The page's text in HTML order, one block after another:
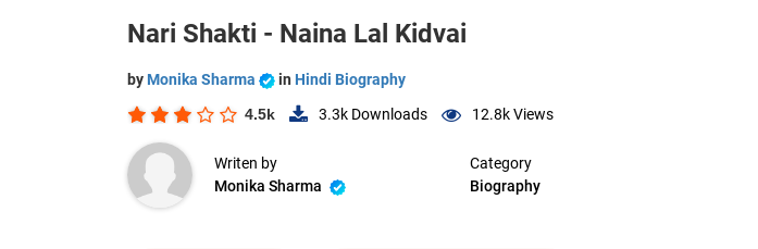
Nari Shakti - Naina Lal Kidvai
by Monika Sharma in Hindi Biography
4.5k 3.3k Downloads 12.8kViews
Writen by
Monika Sharma
Category
Biography